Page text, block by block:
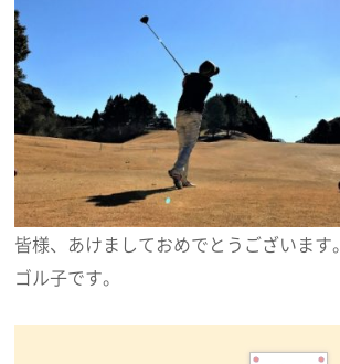
皆様、あけましておめでとうございます。
ゴル子です。